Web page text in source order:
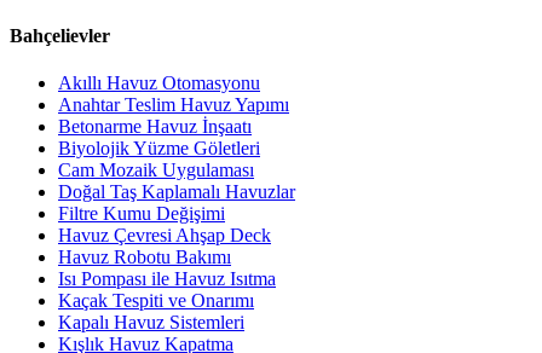
Bahçelievler
Akıllı Havuz Otomasyonu
Anahtar Teslim Havuz Yapımı
Betonarme Havuz İnşaatı
Biyolojik Yüzme Göletleri
Cam Mozaik Uygulaması
Doğal Taş Kaplamalı Havuzlar
Filtre Kumu Değişimi
Havuz Çevresi Ahşap Deck
Havuz Robotu Bakımı
Isı Pompası ile Havuz Isıtma
Kaçak Tespiti ve Onarımı
Kapalı Havuz Sistemleri
Kışlık Havuz Kapatma